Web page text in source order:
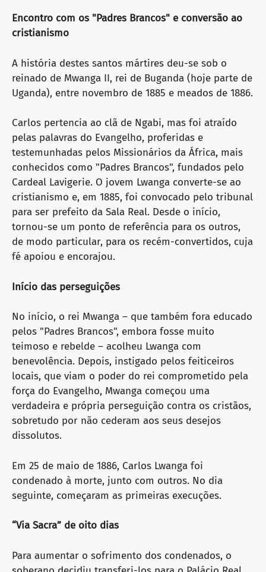
Encontro com os "Padres Brancos" e conversão ao
cristianismo
A história destes santos mártires deu-se sob o
reinado de Mwanga II, rei de Buganda (hoje parte de
Uganda), entre novembro de 1885 e meados de 1886.
Carlos pertencia ao clã de Ngabi, mas foi atraído
pelas palavras do Evangelho, proferidas e
testemunhadas pelos Missionários da África, mais
conhecidos como "Padres Brancos", fundados pelo
Cardeal Lavigerie. O jovem Lwanga converte-se ao
cristianismo e, em 1885, foi convocado pelo tribunal
para ser prefeito da Sala Real. Desde o início,
tornou-se um ponto de referência para os outros,
de modo particular, para os recém-convertidos, cuja
fé apoiou e encorajou.
Início das perseguições
No início, o rei Mwanga – que também fora educado
pelos "Padres Brancos", embora fosse muito
teimoso e rebelde – acolheu Lwanga com
benevolência. Depois, instigado pelos feiticeiros
locais, que viam o poder do rei comprometido pela
força do Evangelho, Mwanga começou uma
verdadeira e própria perseguição contra os cristãos,
sobretudo por não cederam aos seus desejos
dissolutos.
Em 25 de maio de 1886, Carlos Lwanga foi
condenado à morte, junto com outros. No dia
seguinte, começaram as primeiras execuções.
“Via Sacra” de oito dias
Para aumentar o sofrimento dos condenados, o